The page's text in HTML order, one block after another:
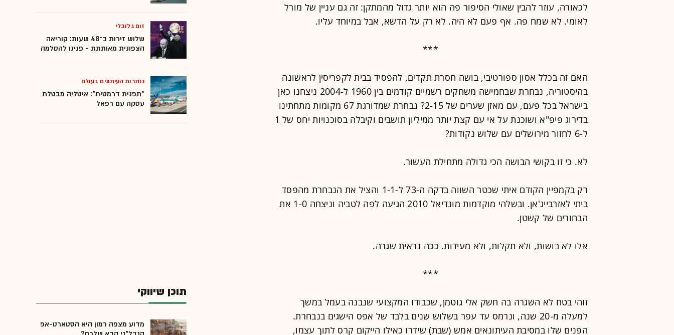
לכאורה, עוזר להבין שאולי הסיפור פה הוא יותר גדול מהמתקן: זה גם עניין של מורל
לאומי. לא שמח פה. אף פעם לא היה. לא רק על הדשא, אבל במיוחד עליו.
***
האם זה בכלל אסון ספורטיבי, בושה חסרת תקדים, להפסיד בבית לקפריסין לראשונה
בהיסטוריה, נבחרת שבחמישה משחקים רשמיים קודמים בין 1960 ל-2004 ניצחנו כאן
בישראל בכל פעם, עם מאזן שערים של 2-15? נבחרת שמדורגת 67 מקומות מתחתינו
בדירוג פיפ"א ושוכנת על אי עם קצת יותר ממיליון תושבים וקיבלה בסוכנויות יחס של 1
ל-6 לחזור מירושלים עם שלוש נקודות?
לא. כי זו בקושי הבושה הכי גדולה מתחילת העשור.
רק בקמפיין הקודם איתי שכטר השווה בדקה ה-73 ל-1-1 והציל את הנבחרת מהפסד
ביתי לאזרבייג'אן. ובשלהי מוקדמות מונדיאל 2010 הגיעה לפה לטביה וניצחה 1-0 את
הבחורים של קשטן.
אלו לא בושות, ולא תקלות, ולא מעידות. ככה נראית שגרה.
***
זוהי בטח לא השגרה בה חשק אלי גוטמן, שכבודו המקצועי שנבנה בעמל במשך
למעלה מ-20 שנה, ונרמס עד עפר בשלוש שנים בלבד של אפס הישגים בנבחרת.
הפנים שלו במסיבת העיתונאים אמש (שבת) שידרו כאילו הייקום קרס לתוך עצמו,
זום גלובלי
שלוש זירות ב־48 שעות: קוריאה
הצפונית מאותתת - פנינו להסלמה
כותרות העיתונים בעולם
"תפנית דרמטית": איטליה מבטלת
עסקה עם רפאל
תוכן שיווקי
מדוע מצפה רמון היא הסטארט-אפ